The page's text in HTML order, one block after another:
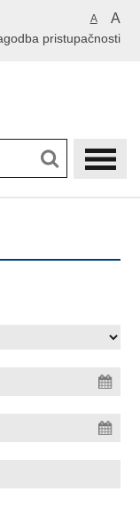
A A
pristupačnosti